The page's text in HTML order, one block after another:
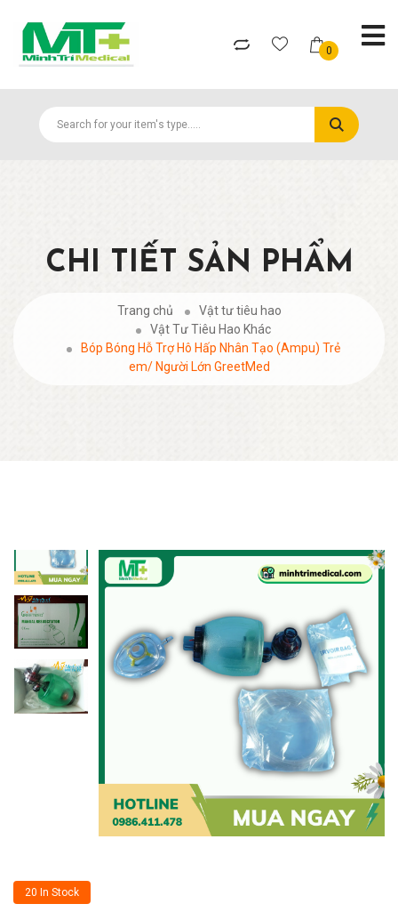
0
CHI TIẾT SẢN PHẨM
Trang chủ
Vật tư tiêu hao
Vật Tư Tiêu Hao Khác
Bóp Bóng Hỗ Trợ Hô Hấp Nhân Tạo (Ampu) Trẻ
em/ Người Lớn GreetMed
20 In Stock